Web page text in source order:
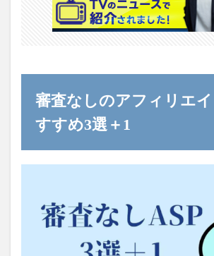
審査なしのアフィリエ
すすめ3選＋1